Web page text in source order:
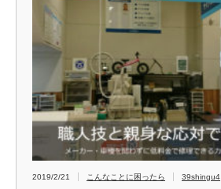
2019/2/21 こんなことに困ったら 39shingu4